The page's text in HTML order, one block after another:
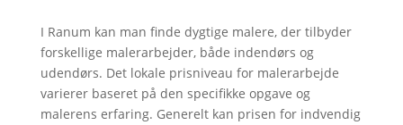
I Ranum kan man finde dygtige malere, der tilbyder
forskellige malerarbejder, både indendørs og
udendørs. Det lokale prisniveau for malerarbejde
varierer baseret på den specifikke opgave og
malerens erfaring. Generelt kan prisen for indvendig